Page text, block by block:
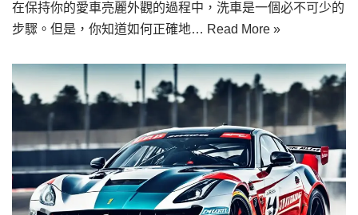
在保持你的愛車亮麗外觀的過程中，洗車是一個必不可少的
步驟。但是，你知道如何正確地… Read More »